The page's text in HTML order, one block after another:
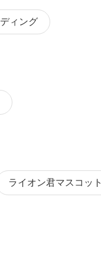
ィング
ライオン君マスコット